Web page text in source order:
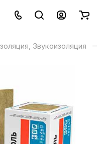
Звукоизоляция –